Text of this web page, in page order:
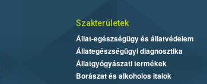
Szakterületek
Állat-egészségügy és állatvédelem
Állategészségügyi diagnosztika
Állatgyógyászati termékek
Borászat és alkoholos italok